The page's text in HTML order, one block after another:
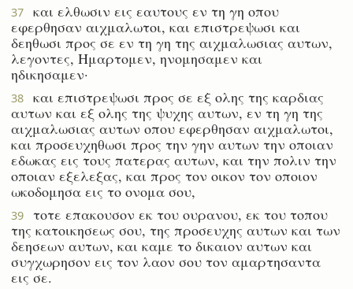
37
και ελθωσιν εις εαυτους εν τη γη οπου
εφερθησαν αιχμαλωτοι, και επιστρεψωσι και
δεηθωσι προς σε εν τη γη της αιχμαλωσιας αυτων,
λεγοντες, Ημαρτομεν, ηνομησαμεν και
ηδικησαμεν·
38
και επιστρεψωσι προς σε εξ ολης της καρδιας
αυτων και εξ ολης της ψυχης αυτων, εν τη γη της
αιχμαλωσιας αυτων οπου εφερθησαν αιχμαλωτοι,
και προσευχηθωσι προς την γην αυτων την οποιαν
εδωκας εις τους πατερας αυτων, και την πολιν την
οποιαν εξελεξας, και προς τον οικον τον οποιον
ωκοδομησα εις το ονομα σου,
39
τοτε επακουσον εκ του ουρανου, εκ του τοπου
της κατοικησεως σου, της προσευχης αυτων και των
δεησεων αυτων, και καμε το δικαιον αυτων και
συγχωρησον εις τον λαον σου τον αμαρτησαντα
εις σε.